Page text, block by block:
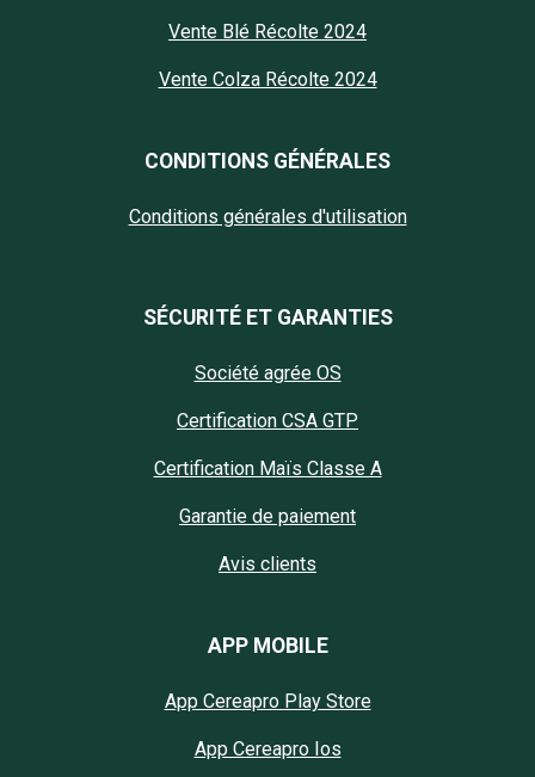
Vente Blé Récolte 2024
Vente Colza Récolte 2024
CONDITIONS GÉNÉRALES
Conditions générales d'utilisation
SÉCURITÉ ET GARANTIES
Société agrée OS
Certification CSA GTP
Certification Maïs Classe A
Garantie de paiement
Avis clients
APP MOBILE
App Cereapro Play Store
App Cereapro Ios